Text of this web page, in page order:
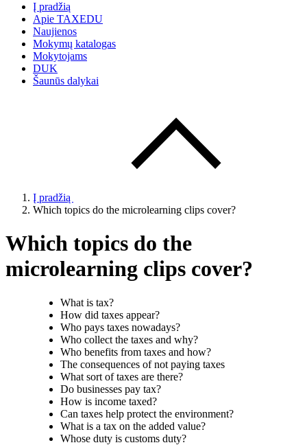
Į pradžią
Apie TAXEDU
Naujienos
Mokymų katalogas
Mokytojams
DUK
Šaunūs dalykai
Į pradžią
Which topics do the microlearning clips cover?
Which topics do the
microlearning clips cover?
What is tax?
How did taxes appear?
Who pays taxes nowadays?
Who collect the taxes and why?
Who benefits from taxes and how?
The consequences of not paying taxes
What sort of taxes are there?
Do businesses pay tax?
How is income taxed?
Can taxes help protect the environment?
What is a tax on the added value?
Whose duty is customs duty?